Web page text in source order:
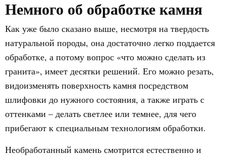
Немного об обработке камня
Как уже было сказано выше, несмотря на твердость
натуральной породы, она достаточно легко поддается
обработке, а потому вопрос «что можно сделать из
гранита», имеет десятки решений. Его можно резать,
видоизменять поверхность камня посредством
шлифовки до нужного состояния, а также играть с
оттенками – делать светлее или темнее, для чего
прибегают к специальным технологиям обработки.
Необработанный камень смотрится естественно и